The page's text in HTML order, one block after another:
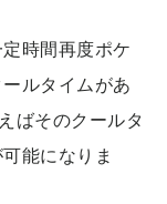
時間再度ポケ
ルタイムがあ
ばそのクールタ
能になりま